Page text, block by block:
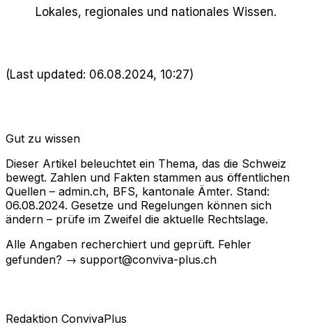
Lokales, regionales und nationales Wissen.
(Last updated: 06.08.2024, 10:27)
Gut zu wissen
Dieser Artikel beleuchtet ein Thema, das die Schweiz
bewegt. Zahlen und Fakten stammen aus öffentlichen
Quellen – admin.ch, BFS, kantonale Ämter. Stand:
06.08.2024. Gesetze und Regelungen können sich
ändern – prüfe im Zweifel die aktuelle Rechtslage.
Alle Angaben recherchiert und geprüft. Fehler
gefunden? → support@conviva-plus.ch
Redaktion ConvivaPlus